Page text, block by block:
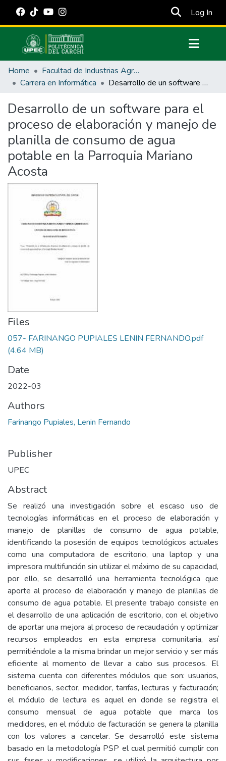
Log In
Communities & Collections
All of DSpace
Estadísticas Externas
Manuales
Home
Facultad de Industrias Agropecuarias y Ciencias Ambientales
Carrera en Informática
Desarrollo de un software para el proceso de elaboración y manejo de planilla de consumo de agua potable en la Parroquia Mariano Acosta
Desarrollo de un software para el
proceso de elaboración y manejo de
planilla de consumo de agua
potable en la Parroquia Mariano
Acosta
Files
057- FARINANGO PUPIALES LENIN FERNANDO.pdf
(4.64 MB)
Date
2022-03
Authors
Farinango Pupiales, Lenin Fernando
Publisher
UPEC
Abstract
Se realizó una investigación sobre el escaso uso de
tecnologías informáticas en el proceso de elaboración y
manejo de planillas de consumo de agua potable,
identificando la posesión de equipos tecnológicos actuales
como una computadora de escritorio, una laptop y una
impresora multifunción sin utilizar el máximo de su capacidad,
por ello, se desarrolló una herramienta tecnológica que
aporte al proceso de elaboración y manejo de planillas de
consumo de agua potable. El presente trabajo consiste en
el desarrollo de una aplicación de escritorio, con el objetivo
de aportar una mejora al proceso de recaudación y optimizar
recursos empleados en esta empresa comunitaria, así
permitiéndole a la misma brindar un mejor servicio y ser más
eficiente al momento de llevar a cabo sus procesos. El
sistema cuenta con diferentes módulos que son: usuarios,
beneficiarios, sector, medidor, tarifas, lecturas y facturación;
el módulo de lectura es aquel en donde se registra el
consumo mensual de agua potable que marca los
medidores, en el módulo de facturación se genera la planilla
con los valores a cancelar. Se desarrolló este sistema
basado en la metodología PSP el cual permitió cumplir con